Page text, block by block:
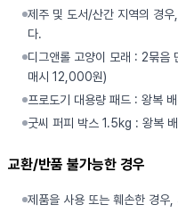
제주 및 도서/산간 지역의 경
다.
디그앤롤 고양이 모래 : 2묶
매시 12,000원)
프로도기 대용량 패드 : 왕복
굿씨 퍼피 박스 1.5kg : 왕복
교환/반품 불가능한 경우
제품을 사용 또는 훼손한 경우